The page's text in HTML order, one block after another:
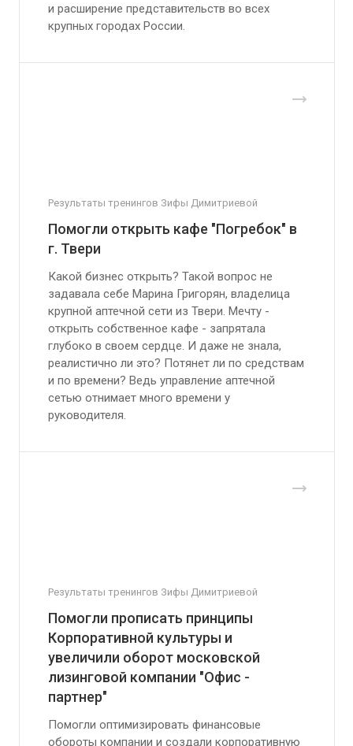
и расширение представительств во всех
крупных городах России.
Результаты тренингов Зифы Димитриевой
Помогли открыть кафе "Погребок" в
г. Твери
Какой бизнес открыть? Такой вопрос не
задавала себе Марина Григорян, владелица
крупной аптечной сети из Твери. Мечту -
открыть собственное кафе - запрятала
глубоко в своем сердце. И даже не знала,
реалистично ли это? Потянет ли по средствам
и по времени? Ведь управление аптечной
сетью отнимает много времени у
руководителя.
Результаты тренингов Зифы Димитриевой
Помогли прописать принципы
Корпоративной культуры и
увеличили оборот московской
лизинговой компании "Офис -
партнер"
Помогли оптимизировать финансовые
обороты компании и создали корпоративную